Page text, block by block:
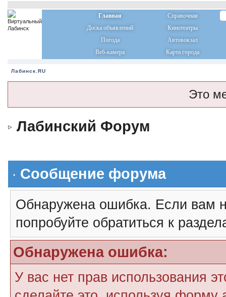
Главная
Справочная
Доска объявлений
Кинотеатры
Погода
Автовокзал
Веб-камера
Карта города
Лабинск.RU
Это
Лабинский Форум
Сообщение форума
Обнаружена ошибка. Если вам
попробуйте обратиться к
Обнаружена ошибка:
У вас нет прав использования